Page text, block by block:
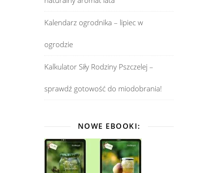
Kalendarz ogrodnika – lipiec w
ogrodzie
Kalkulator Siły Rodziny Pszczelej –
sprawdź gotowość do miodobrania!
NOWE EBOOKI: